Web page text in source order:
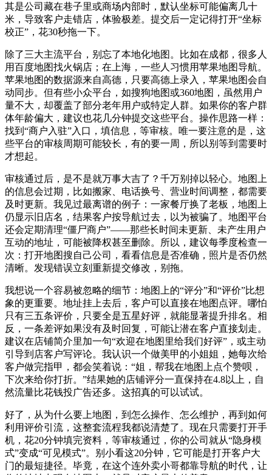
其是公司藏在巷子里或商场内部时，默认坐标可能偏离几十
米，导致客户走错店，体验极差。提交后一定记得打开“坐标
校正”，花30秒拖一下。
除了三大主流平台，别忘了本地化地图。比如在成都，很多人
用百度地图找火锅店；在上海，一些人习惯用苹果地图导航。
苹果地图的数据源来自高德，只要高德上录入，苹果地图会自
动同步。但有些小众平台，如搜狗地图或360地图，虽然用户
量不大，却覆盖了部分老年用户或特定人群。如果你的客户群
体年龄偏大，建议也花几分钟提交这些平台。操作思路一样：
找到“商户入驻”入口，填信息，等审核。唯一要注意的是，这
些平台的审核周期可能较长，有的要一周，所以别等到需要时
才想起。
审核通过后，是不是就万事大吉了？千万别掉以轻心。地图上
的信息会过期，比如搬家、电话换号、营业时间调整，都需要
及时更新。我见过最离谱的例子：一家餐厅换了老板，地图上
仍显示旧店名，结果客户按导航过去，以为被骗了。地图平台
还会定期清理“僵尸商户”——那些长时间未更新、未产生用户
互动的地址，可能被降权甚至删除。所以，建议每季度检查一
次：打开地图搜自己公司，看看信息是否准确，照片是否仍然
清晰。发现错误立刻重新提交修改，别拖。
我想说一个容易被忽略的细节：地图上的“评分”和“评价”比想
象的更重要。地址挂上去后，客户可以直接在地图点评。哪怕
只有三五条评价，只要全是五星好评，就能显著提升排名。相
反，一条差评如果没有及时回复，可能让潜在客户直接划走。
建议在店铺简介里加一句“欢迎在地图里给我们好评”，或主动
引导到店客户写评论。我认识一个做美甲的小姐姐，她每次给
客户做完指甲，都会笑着说：“姐，帮我在地图上点个赞呗，
下次来给你打折。”结果她的店铺评分一直保持在4.8以上，自
然流量比花钱投广告还多。这招真的可以试试。
好了，从为什么要上地图，到怎么操作、怎么维护，再到如何
利用评价引流，这整套流程我都说清楚了。现在只需要打开手
机，花20分钟填完资料，等审核通过，你的公司就从“隐身模
式”变成“可见模式”。别小看这20分钟，它可能是打开客户大
门的最短捷径。毕竟，在这个连外卖小哥都靠导航的时代，让